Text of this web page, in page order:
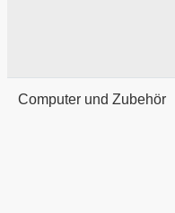
Computer und Zubehör